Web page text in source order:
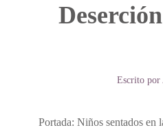
Escrito por
Portada: Niños sentados en